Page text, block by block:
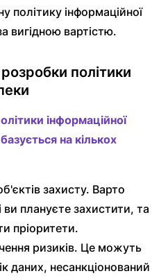
політику інформаційної
вигідною вартістю.
політики
інформаційної
на кількох
захисту. Варто
ви плануєте захистити, та
пріоритети.
ризиків. Це можуть
даних, несанкціонований